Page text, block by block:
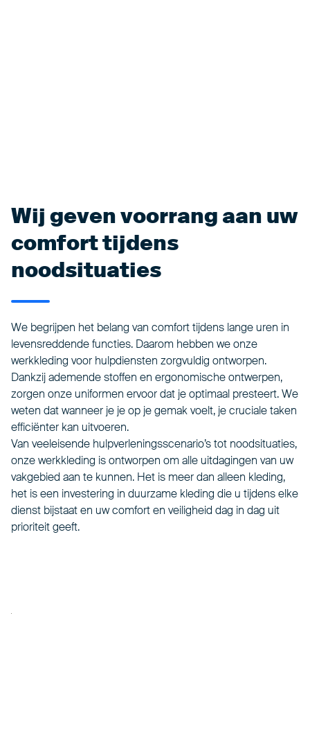
Wij geven voorrang aan uw
comfort tijdens
noodsituaties
We begrijpen het belang van comfort tijdens lange uren in
levensreddende functies. Daarom hebben we onze
werkkleding voor hulpdiensten zorgvuldig ontworpen.
Dankzij ademende stoffen en ergonomische ontwerpen,
zorgen onze uniformen ervoor dat je optimaal presteert. We
weten dat wanneer je je op je gemak voelt, je cruciale taken
efficiënter kan uitvoeren.
Van veeleisende hulpverleningsscenario’s tot noodsituaties,
onze werkkleding is ontworpen om alle uitdagingen van uw
vakgebied aan te kunnen. Het is meer dan alleen kleding,
het is een investering in duurzame kleding die u tijdens elke
dienst bijstaat en uw comfort en veiligheid dag in dag uit
prioriteit geeft.